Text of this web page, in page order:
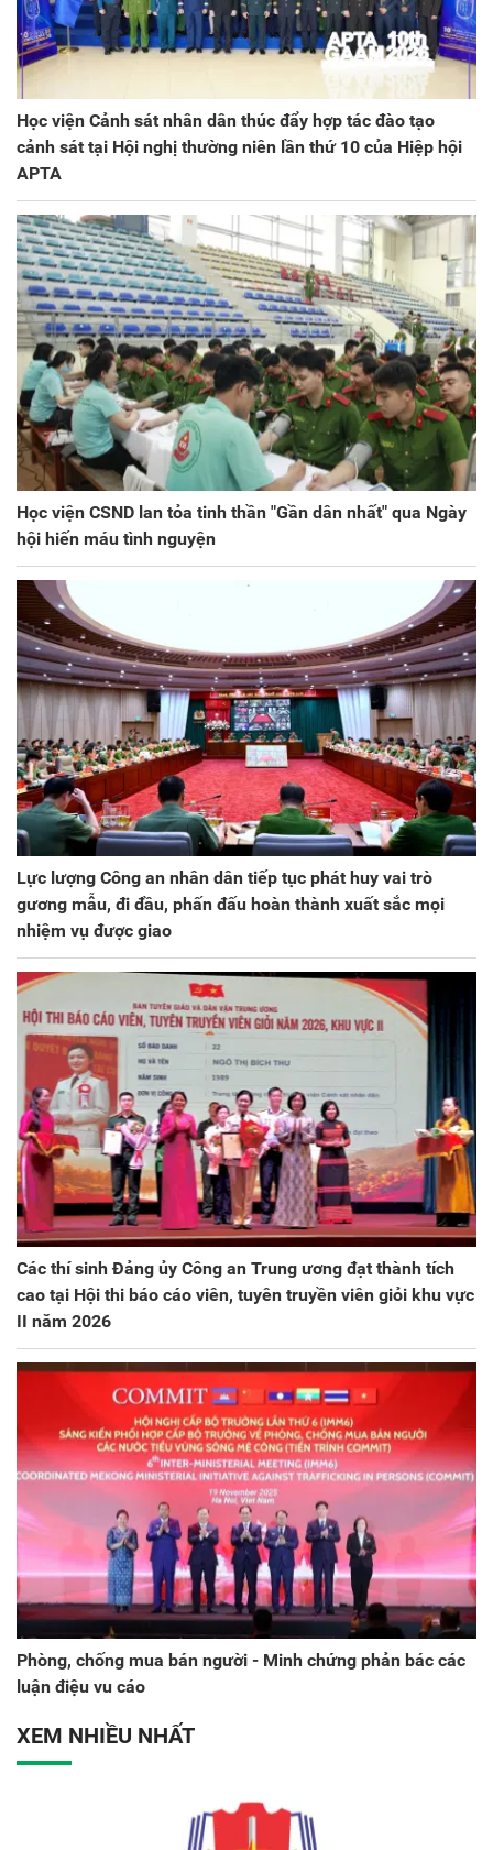
Học viện Cảnh sát nhân dân thúc đẩy hợp tác đào tạo
cảnh sát tại Hội nghị thường niên lần thứ 10 của Hiệp hội
APTA
Học viện CSND lan tỏa tinh thần "Gần dân nhất" qua Ngày
hội hiến máu tình nguyện
Lực lượng Công an nhân dân tiếp tục phát huy vai trò
gương mẫu, đi đầu, phấn đấu hoàn thành xuất sắc mọi
nhiệm vụ được giao
Các thí sinh Đảng ủy Công an Trung ương đạt thành tích
cao tại Hội thi báo cáo viên, tuyên truyền viên giỏi khu vực
II năm 2026
Phòng, chống mua bán người - Minh chứng phản bác các
luận điệu vu cáo
XEM NHIỀU NHẤT